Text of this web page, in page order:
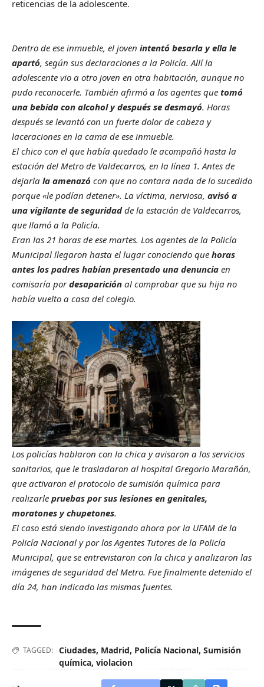
reticencias de la adolescente.
Dentro de ese inmueble, el joven intentó besarla y ella le
apartó, según sus declaraciones a la Policía. Allí la
adolescente vio a otro joven en otra habitación, aunque no
pudo reconocerle. También afirmó a los agentes que tomó
una bebida con alcohol y después se desmayó. Horas
después se levantó con un fuerte dolor de cabeza y
laceraciones en la cama de ese inmueble.
El chico con el que había quedado le acompañó hasta la
estación del Metro de Valdecarros, en la línea 1. Antes de
dejarla la amenazó con que no contara nada de lo sucedido
porque «le podían detener». La víctima, nerviosa, avisó a
una vigilante de seguridadde la estación de Valdecarros,
que llamó a la Policía.
Eran las 21 horas de ese martes. Los agentes de la Policía
Municipal llegaron hasta el lugar conociendo que horas
antes los padres habían presentado una denuncia en
comisaría pordesaparición al comprobar que su hija no
había vuelto a casa del colegio.
Los policías hablaron con la chica y avisaron a los servicios
sanitarios, que le trasladaron al hospital Gregorio Marañón,
que activaron el protocolo de sumisión química para
realizarle pruebas por sus lesiones en genitales,
moratones y chupetones.
El caso está siendo investigando ahora por la UFAM de la
Policía Nacional y por los Agentes Tutores de la Policía
Municipal, que se entrevistaron con la chica y analizaron las
imágenes de seguridad del Metro. Fue finalmente detenido el
día 24, han indicado las mismas fuentes.
TAGGED: Ciudades, Madrid, Policía Nacional, Sumisión
química, violacion